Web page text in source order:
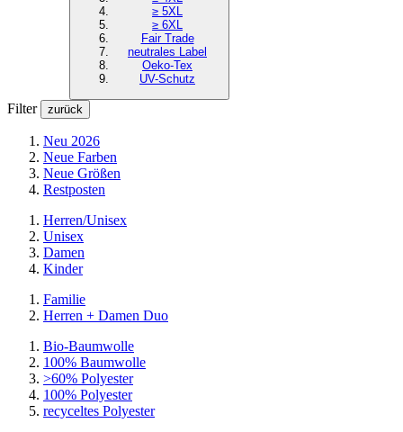
≥ 5XL
≥ 6XL
Fair Trade
neutrales Label
Oeko-Tex
UV-Schutz
Filter zurück
Neu 2026
Neue Farben
Neue Größen
Restposten
Herren/Unisex
Unisex
Damen
Kinder
Familie
Herren + Damen Duo
Bio-Baumwolle
100% Baumwolle
>60% Polyester
100% Polyester
recyceltes Polyester